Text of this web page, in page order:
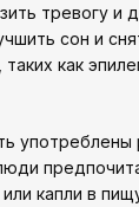
тревогу и
сон и
как
употреблены
капли в